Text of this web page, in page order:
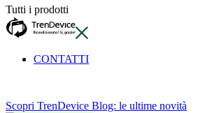
Tutti i prodotti
CONTATTI
Scopri TrenDevice Blog: le ultime novità